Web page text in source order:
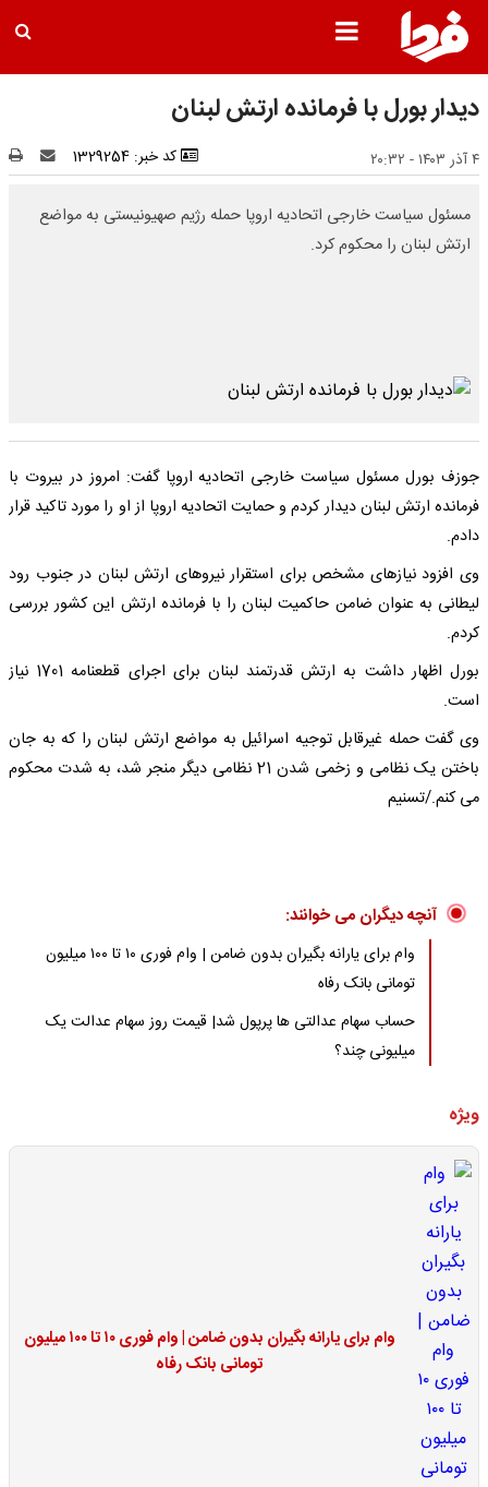
دیدار بورل با فرمانده ارتش لبنان
۴ آذر ۱۴۰۳ - ۲۰:۳۲ کد خبر: 1329254
مسئول سیاست خارجی اتحادیه اروپا حمله رژیم صهیونیستی به مواضع
ارتش لبنان را محکوم کرد.
جوزف بورل مسئول سیاست خارجی اتحادیه اروپا گفت: امروز در بیروت با
فرمانده ارتش لبنان دیدار کردم و حمایت اتحادیه اروپا از او را مورد تاکید قرار
دادم.
وی افزود نیازهای مشخص برای استقرار نیروهای ارتش لبنان در جنوب رود
لیطانی به عنوان ضامن حاکمیت لبنان را با فرمانده ارتش این کشور بررسی
کردم.
بورل اظهار داشت به ارتش قدرتمند لبنان برای اجرای قطعنامه 1701 نیاز
است.
وی گفت حمله غیرقابل توجیه اسرائیل به مواضع ارتش لبنان را که به جان
باختن یک نظامی و زخمی شدن 21 نظامی دیگر منجر شد، به شدت محکوم
می کنم./تسنیم
آنچه دیگران می خوانند:
وام برای یارانه بگیران بدون ضامن | وام فوری ۱۰ تا ۱۰۰ میلیون
تومانی بانک رفاه
حساب سهام عدالتی ها پرپول شد| قیمت روز سهام عدالت یک
میلیونی چند؟
ویژه
وام برای یارانه بگیران بدون ضامن | وام فوری ۱۰ تا ۱۰۰ میلیون
تومانی بانک رفاه